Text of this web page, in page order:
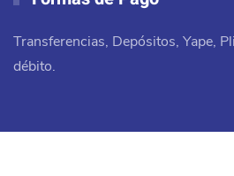
Transferencias, Depósitos, Yape,
débito.